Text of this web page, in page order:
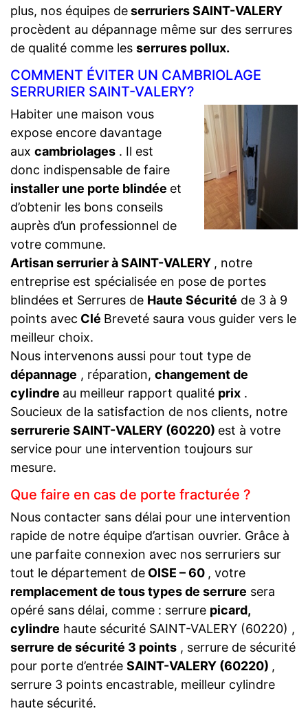
plus, nos équipes deserruriers SAINT-VALERY
procèdent au dépannage même sur des serrures
de qualité comme les serrures pollux.
COMMENT ÉVITER UN CAMBRIOLAGE
SERRURIER SAINT-VALERY?
Habiter une maison vous
expose encore davantage
aux cambriolages . Il est
donc indispensable de faire
installer une porte blindée et
d’obtenir les bons conseils
auprès d’un professionnel de
votre commune.
Artisan serrurier à SAINT-VALERY , notre
entreprise est spécialisée en pose de portes
blindées et Serrures de Haute Sécurité de 3 à 9
points avec Clé Breveté saura vous guider vers le
meilleur choix.
Nous intervenons aussi pour tout type de
dépannage , réparation, changement de
cylindre au meilleur rapport qualité prix .
Soucieux de la satisfaction de nos clients, notre
serrurerie SAINT-VALERY (60220) est à votre
service pour une intervention toujours sur
mesure.
Que faire en cas de porte fracturée ?
Nous contacter sans délai pour une intervention
rapide de notre équipe d’artisan ouvrier. Grâce à
une parfaite connexion avec nos serruriers sur
tout le département de OISE – 60 , votre
remplacement de tous types de serrure sera
opéré sans délai, comme : serrure picard,
cylindre haute sécurité SAINT-VALERY (60220) ,
serrure de sécurité 3 points , serrure de sécurité
pour porte d’entrée SAINT-VALERY (60220) ,
serrure 3 points encastrable, meilleur cylindre
haute sécurité.